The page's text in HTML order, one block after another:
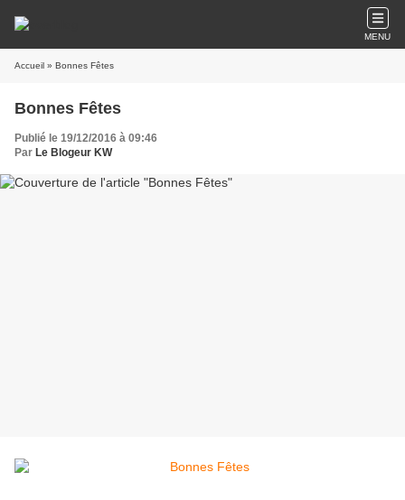
MENU
Accueil » Bonnes Fêtes
Bonnes Fêtes
Publié le 19/12/2016 à 09:46
Par Le Blogeur KW